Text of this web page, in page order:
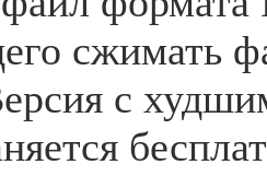
сжимать
с